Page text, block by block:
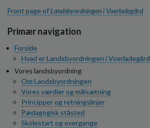
Front page of Landsbyordningen i Voerladegård
Primær navigation
Forside
Hvad er Landsbyordningen i Voerladegård
Vores landsbyordning
Om Landsbyordningen
Vores værdier og målsætning
Principper og retningslinjer
Pædagogisk ståsted
Skolestart og overgange